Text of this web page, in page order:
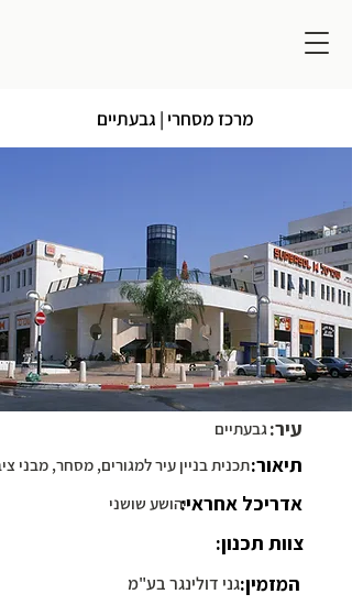
מרכז מסחרי | גבעתיים
גבעתיים
תכנית בניין עיר למגורים, מסחר, מבני
עיר:
תיאור:
אדריכל אחראי:
צוות תכנון:
המזמין:
יהושע שושני
גני דולינגר בע"מ